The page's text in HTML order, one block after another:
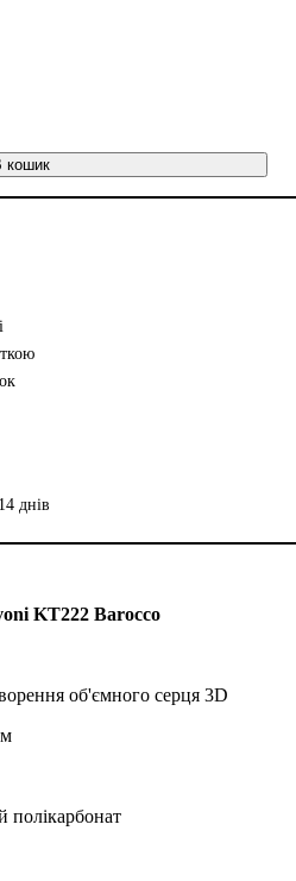
кошик
днів
KT222 Barocco
об'ємного серця 3D
полікарбонат